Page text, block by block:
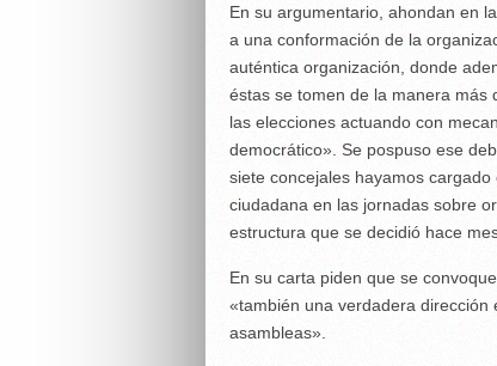
En su argumentario, ahondan en
a una conformación de la
auténtica organización, donde
éstas se tomen de la manera más
las elecciones actuando con
democrático». Se pospuso ese
siete concejales hayamos
ciudadana en las jornadas sobre
estructura que se decidió hace
En su carta piden que se
«también una verdadera
asambleas».